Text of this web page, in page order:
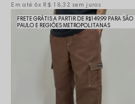
6x R$ 18,32 sem juros
FRETE GRÁTIS A PARTIR DE R$149,99 PARA SÃO
PAULO E REGIÕES METROPOLITANAS